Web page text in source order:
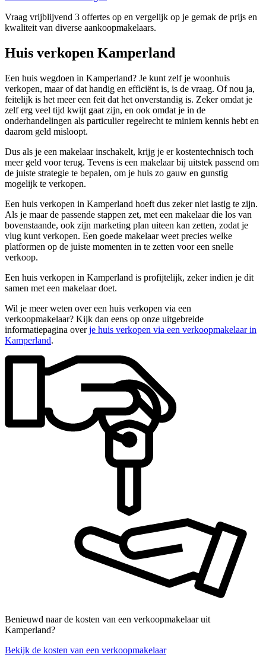
Vraag vrijblijvend 3 offertes op en vergelijk op je gemak de prijs en
kwaliteit van diverse aankoopmakelaars.
Huis verkopen Kamperland
Een huis wegdoen in Kamperland? Je kunt zelf je woonhuis
verkopen, maar of dat handig en efficiënt is, is de vraag. Of nou ja,
feitelijk is het meer een feit dat het onverstandig is. Zeker omdat je
zelf erg veel tijd kwijt gaat zijn, en ook omdat je in de
onderhandelingen als particulier regelrecht te miniem kennis hebt en
daarom geld misloopt.
Dus als je een makelaar inschakelt, krijg je er kostentechnisch toch
meer geld voor terug. Tevens is een makelaar bij uitstek passend om
de juiste strategie te bepalen, om je huis zo gauw en gunstig
mogelijk te verkopen.
Een huis verkopen in Kamperland hoeft dus zeker niet lastig te zijn.
Als je maar de passende stappen zet, met een makelaar die los van
bovenstaande, ook zijn marketing plan uiteen kan zetten, zodat je
vlug kunt verkopen. Een goede makelaar weet precies welke
platformen op de juiste momenten in te zetten voor een snelle
verkoop.
Een huis verkopen in Kamperland is profijtelijk, zeker indien je dit
samen met een makelaar doet.
Wil je meer weten over een huis verkopen via een
verkoopmakelaar? Kijk dan eens op onze uitgebreide
informatiepagina overje huis verkopen via een verkoopmakelaar in
Kamperland.
Benieuwd naar de kosten van een verkoopmakelaar uit
Kamperland?
Bekijk de kosten van een verkoopmakelaar